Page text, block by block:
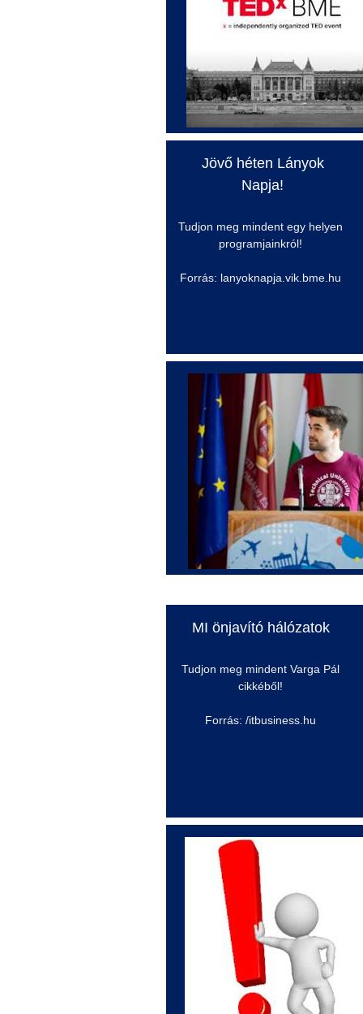
Jövő héten Lányok
Napja!
Tudjon meg mindent egy helyen
programjainkról!
Forrás: lanyoknapja.vik.bme.hu
MI önjavító hálózatok
Tudjon meg mindent Varga Pál
cikkéből!
Forrás: /itbusiness.hu